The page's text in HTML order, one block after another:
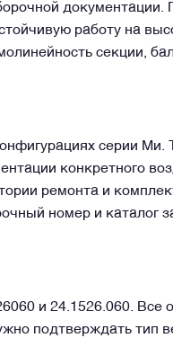
документации.
работу на
секции,
серии Ми.
конкретного
ремонта и
номер и каталог
и 24.1526.060. Все
подтверждать тип